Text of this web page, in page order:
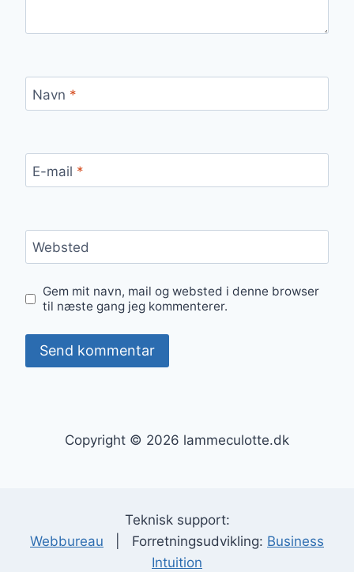
Navn *
E-mail *
Websted
Gem mit navn, mail og websted i denne browser
til næste gang jeg kommenterer.
Copyright © 2026 lammeculotte.dk
Teknisk support:
Webbureau | Forretningsudvikling: Business
Intuition